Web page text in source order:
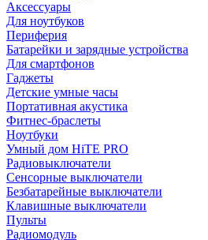
Аксессуары
Для ноутбуков
Периферия
Батарейки и зарядные устройства
Для смартфонов
Гаджеты
Детские умные часы
Портативная акустика
Фитнес-браслеты
Ноутбуки
Умный дом HiTE PRO
Радиовыключатели
Сенсорные выключатели
Безбатарейные выключатели
Клавишные выключатели
Пульты
Радиомодуль